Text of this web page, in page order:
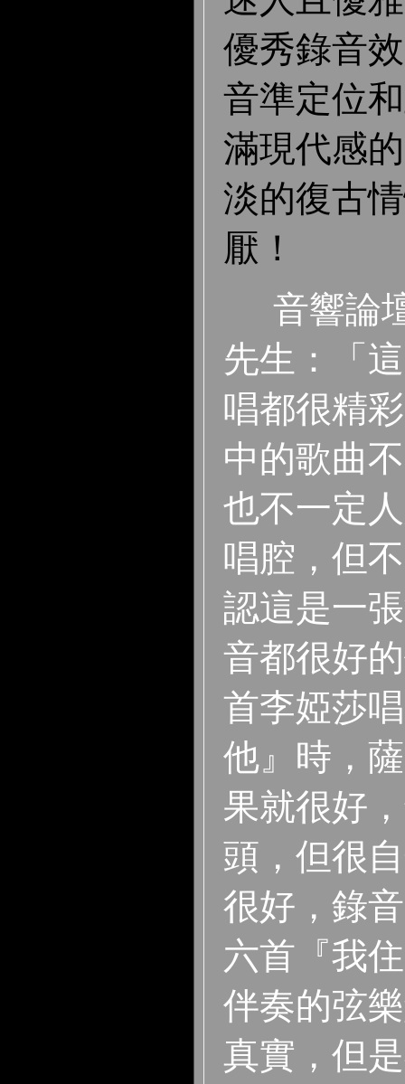
優秀錄音
音準定位
滿現代感
淡的復古
厭！
音響論
先生：「
唱都很精
中的歌曲
也不一定
唱腔，但
認這是一
音都很好
首李婭莎
他』時，
果就很好
頭，但很
很好，錄
六首『我
伴奏的弦
真實，但